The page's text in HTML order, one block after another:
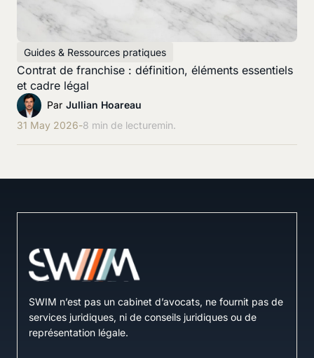
Guides & Ressources pratiques
Contrat de franchise : définition, éléments essentiels
et cadre légal
Par Jullian Hoareau
31 May 2026-8 min de lecturemin.
SWIM n’est pas un cabinet d’avocats, ne fournit pas de
services juridiques, ni de conseils juridiques ou de
représentation légale.